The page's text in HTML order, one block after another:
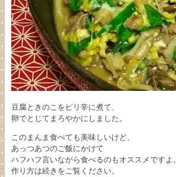
豆腐ときのこをピリ辛に煮て、
卵でとじてまろやかにしました。
このまんま食べても美味しいけど、
あっつあつのご飯にかけて
ハフハフ言いながら食べるのもオススメですよ。
作り方は続きをご覧ください。